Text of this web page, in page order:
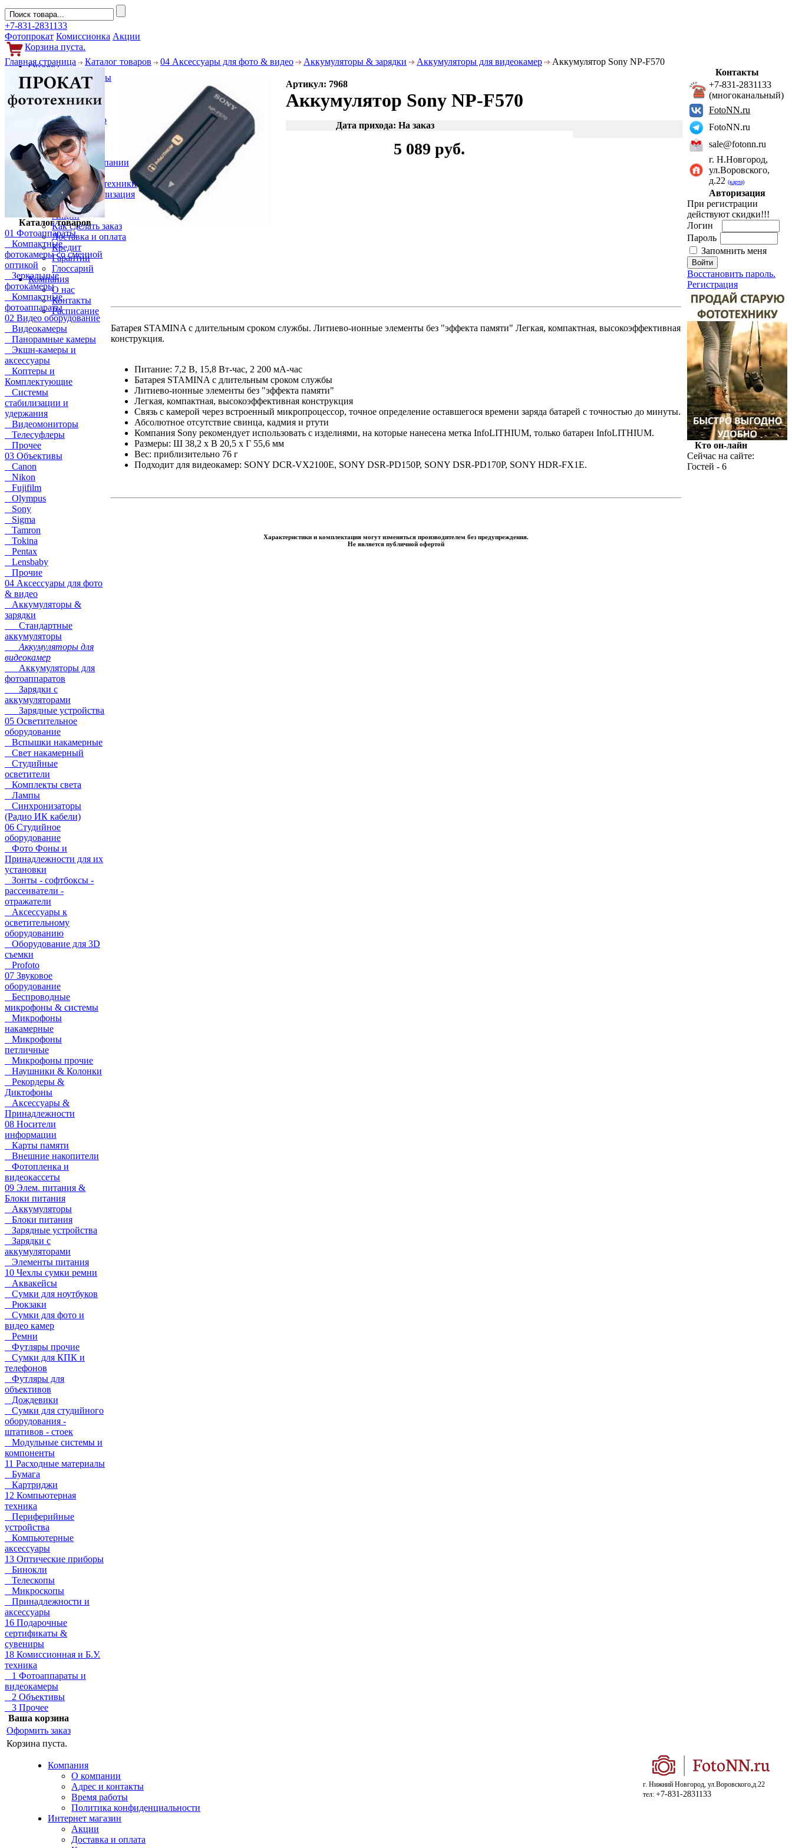
+7-831-2831133
Фотопрокат Комиссионка Акции
Корзина пуста.
Обзоры
Фотоаппараты
Объективы
Фильтры
Фото и видео
Гаджеты
Аксессуары
Слухи
Новости компании
Услуги
Прокат фототехники
Выкуп и реализация
Покупателям
Акции
Как сделать заказ
Доставка и оплата
Кредит
Гарантии
Глоссарий
Компания
О нас
Контакты
Расписание
Главная страница Каталог товаров 04 Аксессуары для фото & видео Аккумуляторы & зарядки Аккумуляторы для видеокамер Аккумулятор Sony NP-F570
Каталог товаров
01 Фотоаппараты
Компактные
фотокамеры со сменной
оптикой
Зеркальные
фотокамеры
Компактные
фотоаппараты
02 Видео оборудование
Видеокамеры
Панорамные камеры
Экшн-камеры и
аксессуары
Коптеры и
Комплектующие
Системы
стабилизации и
удержания
Видеомониторы
Телесуфлеры
Прочее
03 Объективы
Canon
Nikon
Fujifilm
Olympus
Sony
Sigma
Tamron
Tokina
Pentax
Lensbaby
Прочие
04 Аксессуары для фото
& видео
Аккумуляторы &
зарядки
Стандартные
аккумуляторы
Аккумуляторы для
видеокамер
Аккумуляторы для
фотоаппаратов
Зарядки с
аккумуляторами
Зарядные устройства
05 Осветительное
оборудование
Вспышки накамерные
Свет накамерный
Студийные
осветители
Комплекты света
Лампы
Синхронизаторы
(Радио ИК кабели)
06 Студийное
оборудование
Фото Фоны и
Принадлежности для их
установки
Зонты - софтбоксы -
рассеиватели -
отражатели
Аксессуары к
осветительному
оборудованию
Оборудование для 3D
съемки
Profoto
07 Звуковое
оборудование
Беспроводные
микрофоны & системы
Микрофоны
накамерные
Микрофоны
петличные
Микрофоны прочие
Наушники & Колонки
Рекордеры &
Диктофоны
Аксессуары &
Принадлежности
08 Носители
информации
Карты памяти
Внешние накопители
Фотопленка и
видеокассеты
09 Элем. питания &
Блоки питания
Аккумуляторы
Блоки питания
Зарядные устройства
Зарядки с
аккумуляторами
Элементы питания
10 Чехлы сумки ремни
Аквакейсы
Сумки для ноутбуков
Рюкзаки
Сумки для фото и
видео камер
Ремни
Футляры прочие
Сумки для КПК и
телефонов
Футляры для
объективов
Дождевики
Сумки для студийного
оборудования -
штативов - стоек
Модульные системы и
компоненты
11 Расходные материалы
Бумага
Картриджи
12 Компьютерная
техника
Периферийные
устройства
Компьютерные
аксессуары
13 Оптические приборы
Бинокли
Телескопы
Микроскопы
Принадлежности и
аксессуары
16 Подарочные
сертификаты &
сувениры
18 Комиссионная и Б.У.
техника
1 Фотоаппараты и
видеокамеры
2 Объективы
3 Прочее
Ваша корзина
Оформить заказ
Корзина пуста.
Артикул: 7968
Аккумулятор Sony NP-F570
Дата прихода: На заказ
5 089 руб.
Батарея STAMINA с длительным сроком службы. Литиево-ионные элементы без "эффекта памяти" Легкая, компактная, высокоэффективная
конструкция.
Питание: 7,2 В, 15,8 Вт-час, 2 200 мА-час
Батарея STAMINA с длительным сроком службы
Литиево-ионные элементы без "эффекта памяти"
Легкая, компактная, высокоэффективная конструкция
Связь с камерой через встроенный микропроцессор, точное определение оставшегося времени заряда батарей с точностью до минуты.
Абсолютное отсутствие свинца, кадмия и ртути
Компания Sony рекомендует использовать с изделиями, на которые нанесена метка InfoLITHIUM, только батареи InfoLITHIUM.
Размеры: Ш 38,2 x В 20,5 x Г 55,6 мм
Вес: приблизительно 76 г
Подходит для видеокамер: SONY DCR-VX2100E, SONY DSR-PD150P, SONY DSR-PD170P, SONY HDR-FX1E.
Характеристики и комплектация могут изменяться производителем без предупреждения.
Не является публичной офертой
Контакты
+7-831-2831133
(многоканальный)
FotoNN.ru
FotoNN.ru
sale@fotonn.ru
г. Н.Новгород,
ул.Воровского,
д.22 (карта)
Авторизация
При регистрации
действуют скидки!!!
Логин
Пароль
Запомнить меня
Восстановить пароль.
Регистрация
Кто он-лайн
Сейчас на сайте:
Гостей - 6
Компания
О компании
Адрес и контакты
Время работы
Политика конфиденциальности
Интернет магазин
Акции
Доставка и оплата
г. Нижний Новгород, ул.Воровского,д.22
тел: +7-831-2831133